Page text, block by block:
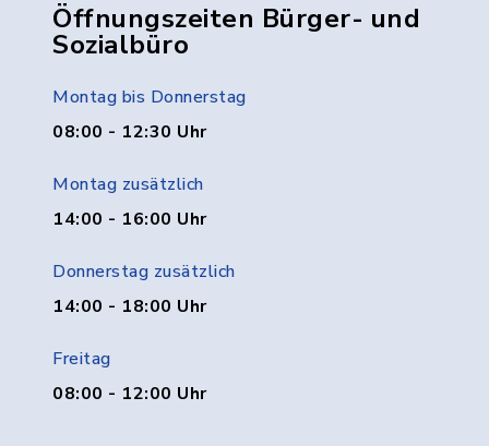
Öffnungszeiten Bürger- und
Sozialbüro
Montag bis Donnerstag
08:00 - 12:30 Uhr
Montag zusätzlich
14:00 - 16:00 Uhr
Donnerstag zusätzlich
14:00 - 18:00 Uhr
Freitag
08:00 - 12:00 Uhr